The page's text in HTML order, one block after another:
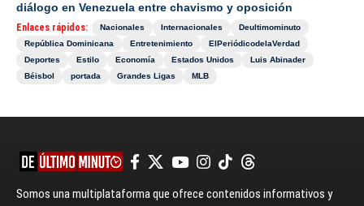
diálogo en Venezuela entre chavismo y oposición
Enlaces rápidos: Nacionales Internacionales
Deultimominuto
República Dominicana
Entretenimiento
ElPeriódicodelaVerdad
Deportes
Estilo Economía Estados Unidos
Luis Abinader
Béisbol
portada Grandes Ligas MLB
Somos una multiplataforma que ofrece contenidos informativos y